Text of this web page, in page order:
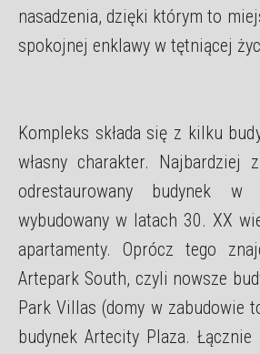
nasadzenia, dzięki którym to
spokojnej enklawy w tętniącej
Kompleks składa się z kilku
własny charakter.
odrestaurowany budynek
wybudowany w latach 30. XX
apartamenty. Oprócz tego
Artepark South, czyli nowsze
Park Villas (domy w zabudowie
budynek Artecity Plaza.